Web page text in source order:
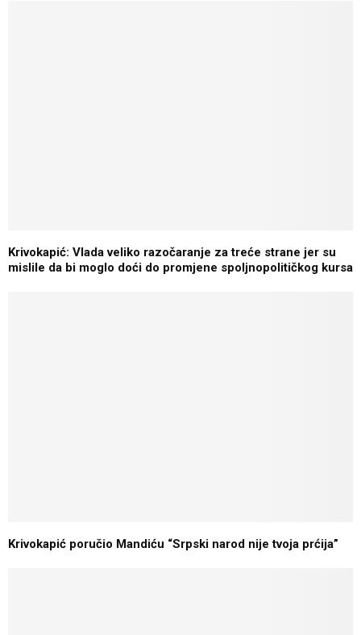
Krivokapić: Vlada veliko razočaranje za treće strane jer su
mislile da bi moglo doći do promjene spoljnopolitičkog kursa
Krivokapić poručio Mandiću “Srpski narod nije tvoja prćija”